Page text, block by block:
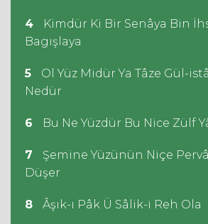
4
Kimdür Ki Bir Senâya Bin
Bagışlaya
5
Ol Yüz Midür Ya Tâze Gül-
Nedür
6 Bu Ne Yüzdür Bu Nice Zülf
7
Şemine Yüzünün Niçe
Düşer
8 Âşık-ı Pâk Ü Sâlik-i Reh Ola